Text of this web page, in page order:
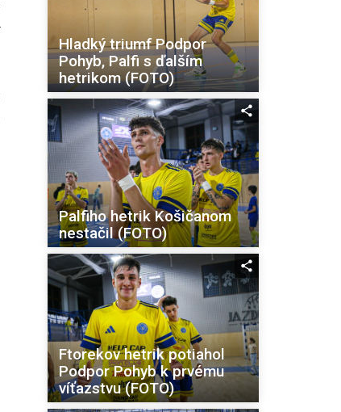
Hladký triumf Podpor
Pohyb, Palfi s ďalším
hetrikom (FOTO)
Palfiho hetrik Košičanom
nestačil (FOTO)
Ftorekov hetrik potiahol
Podpor Pohyb k prvému
víťazstvu (FOTO)